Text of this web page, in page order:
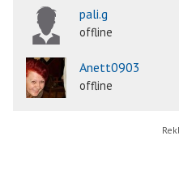
pali.g
offline
Anett0903
offline